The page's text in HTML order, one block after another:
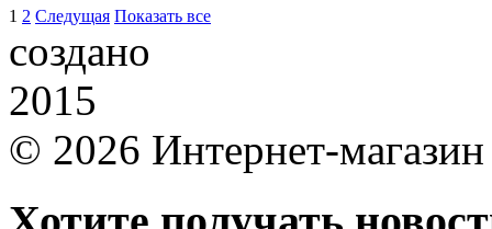
1 2 Следущая Показать все
создано
2015
© 2026 Интернет-